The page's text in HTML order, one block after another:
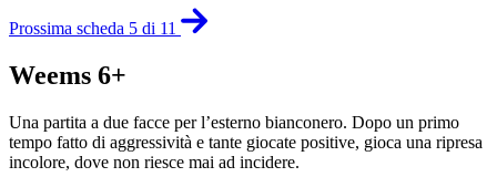
Prossima scheda 5 di 11
Weems 6+
Una partita a due facce per l’esterno bianconero. Dopo un primo
tempo fatto di aggressività e tante giocate positive, gioca una ripresa
incolore, dove non riesce mai ad incidere.